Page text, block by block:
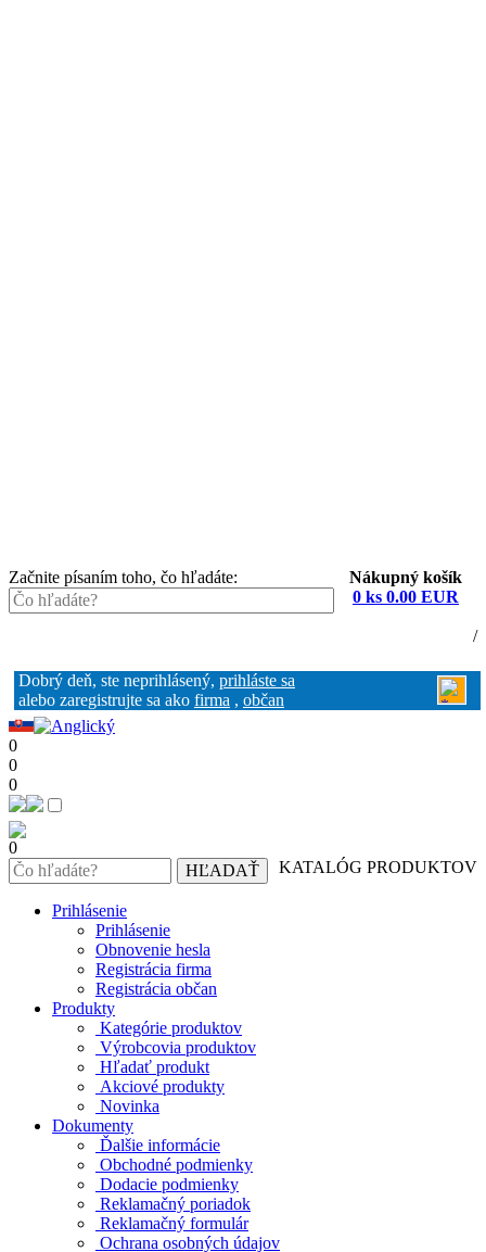
Začnite písaním toho, čo hľadáte:
Nákupný košík
0 ks 0.00 EUR
/
Dobrý deň, ste neprihlásený, prihláste sa
alebo zaregistrujte sa ako firma , občan
0
0
0
0
KATALÓG PRODUKTOV
Prihlásenie
Prihlásenie
Obnovenie hesla
Registrácia firma
Registrácia občan
Produkty
Kategórie produktov
Výrobcovia produktov
Hľadať produkt
Akciové produkty
Novinka
Dokumenty
Ďalšie informácie
Obchodné podmienky
Dodacie podmienky
Reklamačný poriadok
Reklamačný formulár
Ochrana osobných údajov